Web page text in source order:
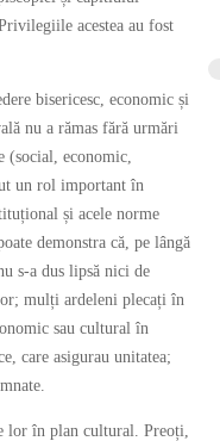
acestea au fost
bisericesc, economic și
nu a rămas fără urmări
(social, economic,
un rol important în
și acele norme
demonstra că, pe lângă
s-a dus lipsă nici de
mulți ardeleni plecați în
sau cultural în
care asigurau unitatea;
lor în plan cultural. Preoți,